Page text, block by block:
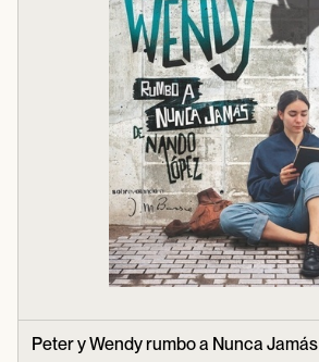
Peter y Wendy rumbo a Nunca Jamás